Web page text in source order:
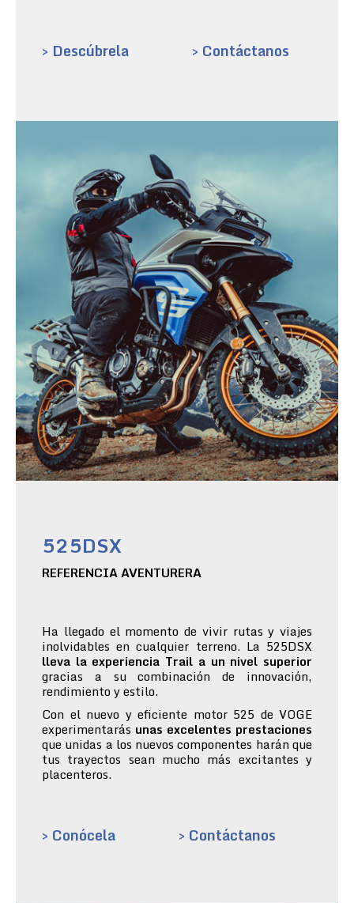
> Descúbrela > Contáctanos
525DSX
REFERENCIA AVENTURERA
Ha llegado el momento de vivir rutas y viajes
inolvidables en cualquier terreno. La 525DSX
lleva la experiencia Trail a un nivel superior
gracias a su combinación de innovación,
rendimiento y estilo.
Con el nuevo y eficiente motor 525 de VOGE
experimentarás unas excelentes prestaciones
que unidas a los nuevos componentes harán que
tus trayectos sean mucho más excitantes y
placenteros.
> Conócela > Contáctanos